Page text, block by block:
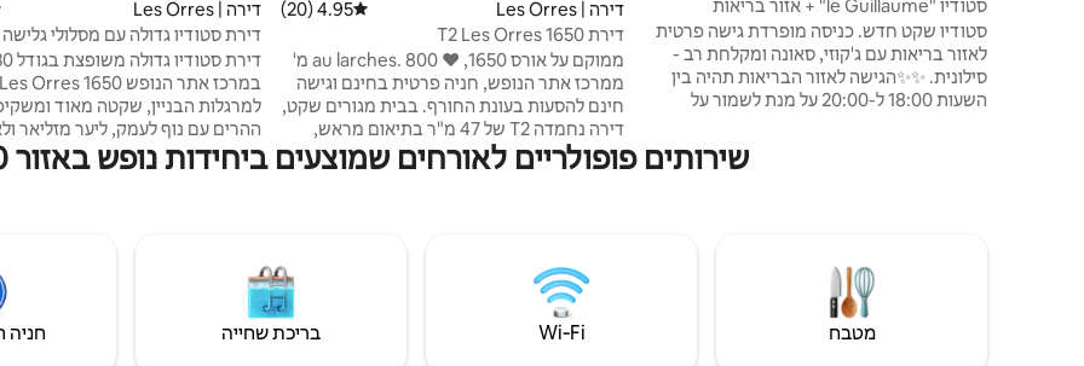
סטודיו "le Guillaume" + אזור בריאות
סטודיו שקט חדש. כניסה מופרדת גישה פרטית
לאזור בריאות עם ג'קוזי, סאונה ומקלחת רב -
סילונית. ✨✨הגישה לאזור הבריאות תהיה בין
השעות 18:00 ל-20:00 על מנת לשמור על
פונקציונלי עם תנור, מקרר קומבי, מיקרוגל. -
חדר רחצה עם מקלחת איטלקית, כיור ושירותים
דירה | Les Orres דירוג ממוצע של 4.95 מתוך 5, 20 ביקורות
4.95 (20)
דירת T2 Les Orres 1650
ממוקם על אורס 1650, ♥️ au larches. 800 מ'
ממרכז אתר הנופש, חניה פרטית בחינם וגישה
חינם להסעות בעונת החורף. בבית מגורים שקט,
דירה נחמדה T2 של 47 מ"ר בתיאום מראש,
מצוידת במלואה, יכולה להלין עד 6 אנשים. חדר
שינה ראשי אחד עם מיטה זוגית 140. 2 מיטות
ראסטלט ופונדו
דירה | Les Orres
דירת סטודיו גדולה עם מסלולי
מרכז התחנה 1650
למרגלות הבניין, שקטה מאוד
ההרים עם נוף לעמק, ליער מזליאר
פונסון. היתרון של הדירה הזו הוא
השקטה
השירותים לאורח למרגלות המבנה
שירותים פופולריים לאורחים שמוצעים ביחידות נופש באזור Les Orres 1650
מטבח Wi‑Fi בריכת שחייה חניה